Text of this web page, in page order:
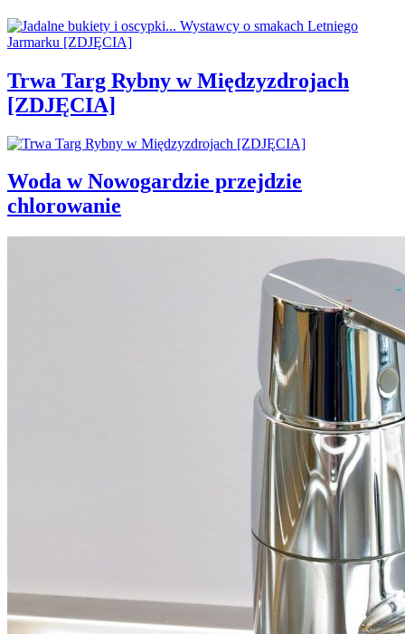
Trwa Targ Rybny w Międzyzdrojach
[ZDJĘCIA]
Woda w Nowogardzie przejdzie
chlorowanie